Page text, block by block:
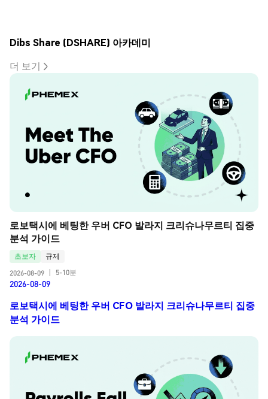
Dibs Share (DSHARE) 아카데미
더 보기
로보택시에 베팅한 우버 CFO 발라지 크리슈나무르티 집중
분석 가이드
초보자
규제
2026-08-09
5-10분
2026-08-09
로보택시에 베팅한 우버 CFO 발라지 크리슈나무르티 집중
분석 가이드